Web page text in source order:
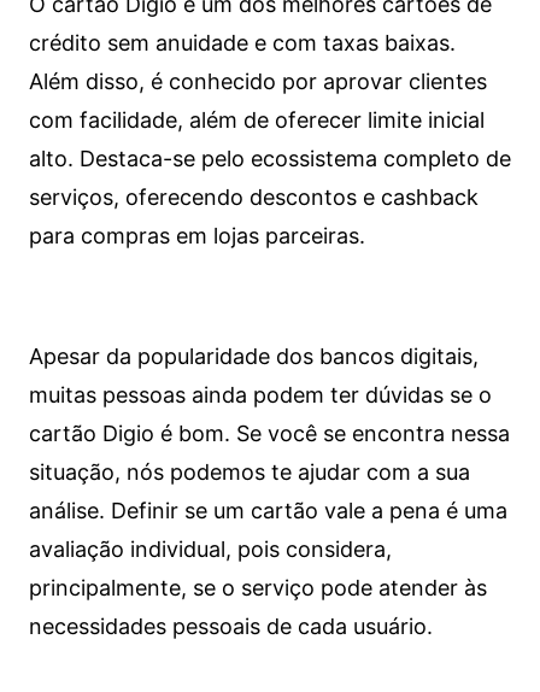
crédito sem anuidade e com taxas baixas.
Além disso, é conhecido por aprovar clientes
com facilidade, além de oferecer limite inicial
alto. Destaca-se pelo ecossistema completo de
serviços, oferecendo descontos e cashback
para compras em lojas parceiras.
Apesar da popularidade dos bancos digitais,
muitas pessoas ainda podem ter dúvidas se o
cartão Digio é bom. Se você se encontra nessa
situação, nós podemos te ajudar com a sua
análise. Definir se um cartão vale a pena é uma
avaliação individual, pois considera,
principalmente, se o serviço pode atender às
necessidades pessoais de cada usuário.